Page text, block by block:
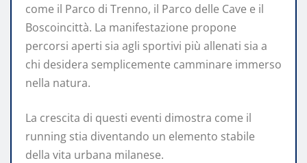
come il Parco di Trenno, il Parco delle Cave e il
Boscoincittà. La manifestazione propone
percorsi aperti sia agli sportivi più allenati sia a
chi desidera semplicemente camminare immerso
nella natura.
La crescita di questi eventi dimostra come il
running stia diventando un elemento stabile
della vita urbana milanese.